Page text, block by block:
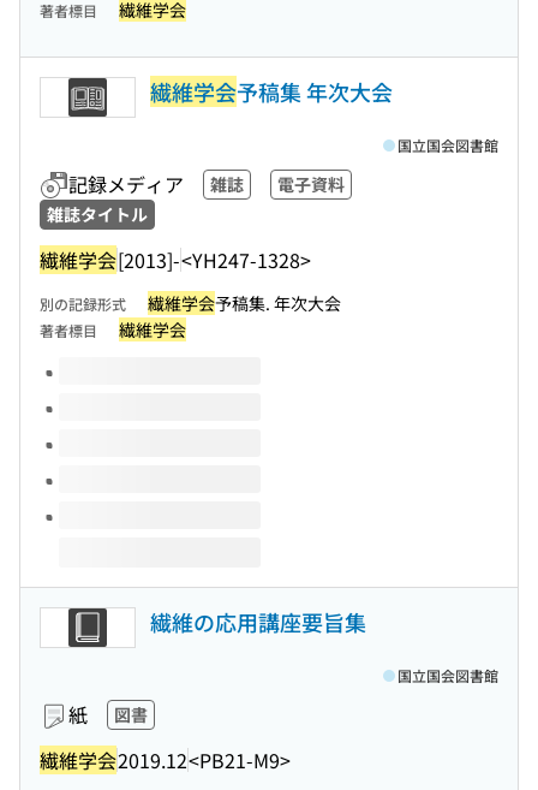
著者標目 繊維学会
繊維学会予稿集 年次大会
記録メディア 雑誌
電子資料
雑誌タイトル
繊維学会[2013]-<YH247-1328>
国立国会図書館
別の記録形式 繊維学会予稿集. 年次大会
著者標目 繊維学会
このタイトルの巻号
繊維の応用講座要旨集
紙 図書
繊維学会2019.12<PB21-M9>
国立国会図書館